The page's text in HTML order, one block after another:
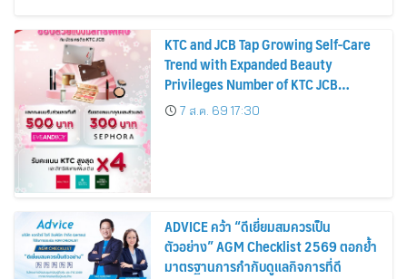
KTC and JCB Tap Growing Self-Care
Trend with Expanded Beauty
Privileges Number of KTC JCB
Cardmembers Spending on
Cosmetics Rises 26%
7 ส.ค. 69 17:30
ADVICE คว้า “ดีเยี่ยมสมควรเป็น
ตัวอย่าง” AGM Checklist 2569 ตอกย้ำ
มาตรฐานการกำกับดูแลกิจการที่ดี